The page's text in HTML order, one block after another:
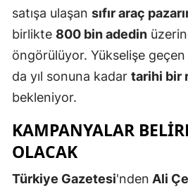
satışa ulaşan sıfır araç
birlikte 800 bin adedin
öngörülüyor. Yükselişe geçen
da yıl sonuna kadar tarihi bir
bekleniyor.
KAMPANYALAR
OLACAK
Türkiye Gazetesi'nden Ali